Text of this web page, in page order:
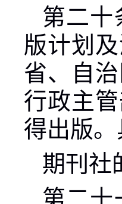
第二
版计划
省、自
行政主
得出版
期刊社
第二